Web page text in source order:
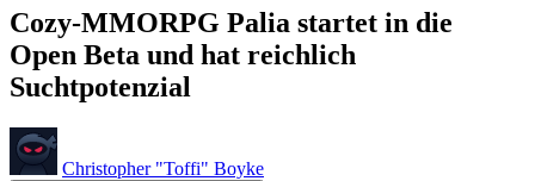
Cozy-MMORPG Palia startet in die
Open Beta und hat reichlich
Suchtpotenzial
Christopher "Toffi" Boyke